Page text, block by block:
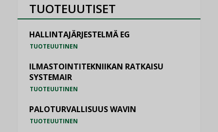
TUOTEUUTISET
HALLINTAJÄRJESTELMÄ EG
TUOTEUUTINEN
ILMASTOINTITEKNIIKAN RATKAISU
SYSTEMAIR
TUOTEUUTINEN
PALOTURVALLISUUS WAVIN
TUOTEUUTINEN